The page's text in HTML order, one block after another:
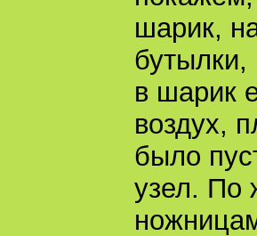
шарик,
в шарик
воздух,
было
узел. По